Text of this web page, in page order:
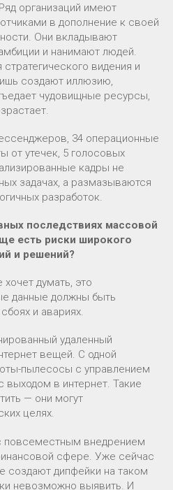
организаций имеют
в дополнение к своей
Они вкладывают
и нанимают людей.
видения и
создают иллюзию,
чудовищные ресурсы,
34 операционные
от утечек, 5 голосовых
кадры не
задачах, а размазываются
разработок.
последствиях массовой
есть риски широкого
и решений?
думать, это
данные должны быть
и авариях.
удаленный
вещей. С одной
пылесосы с управлением
выходом в интернет. Такие
— они могут
целях.
повсеместным внедрением
сфере. Уже сейчас
создают дипфейки на таком
невозможно выявить. И